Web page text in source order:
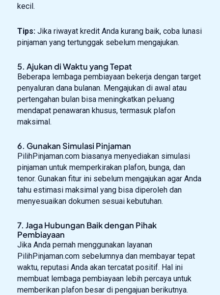
kecil.
Tips: Jika riwayat kredit Anda kurang baik, coba lunasi
pinjaman yang tertunggak sebelum mengajukan.
5. Ajukan di Waktu yang Tepat
Beberapa lembaga pembiayaan bekerja dengan target
penyaluran dana bulanan. Mengajukan di awal atau
pertengahan bulan bisa meningkatkan peluang
mendapat penawaran khusus, termasuk plafon
maksimal.
6. Gunakan Simulasi Pinjaman
PilihPinjaman.com biasanya menyediakan simulasi
pinjaman untuk memperkirakan plafon, bunga, dan
tenor. Gunakan fitur ini sebelum mengajukan agar Anda
tahu estimasi maksimal yang bisa diperoleh dan
menyesuaikan dokumen sesuai kebutuhan.
7. Jaga Hubungan Baik dengan Pihak
Pembiayaan
Jika Anda pernah menggunakan layanan
PilihPinjaman.com sebelumnya dan membayar tepat
waktu, reputasi Anda akan tercatat positif. Hal ini
membuat lembaga pembiayaan lebih percaya untuk
memberikan plafon besar di pengajuan berikutnya.